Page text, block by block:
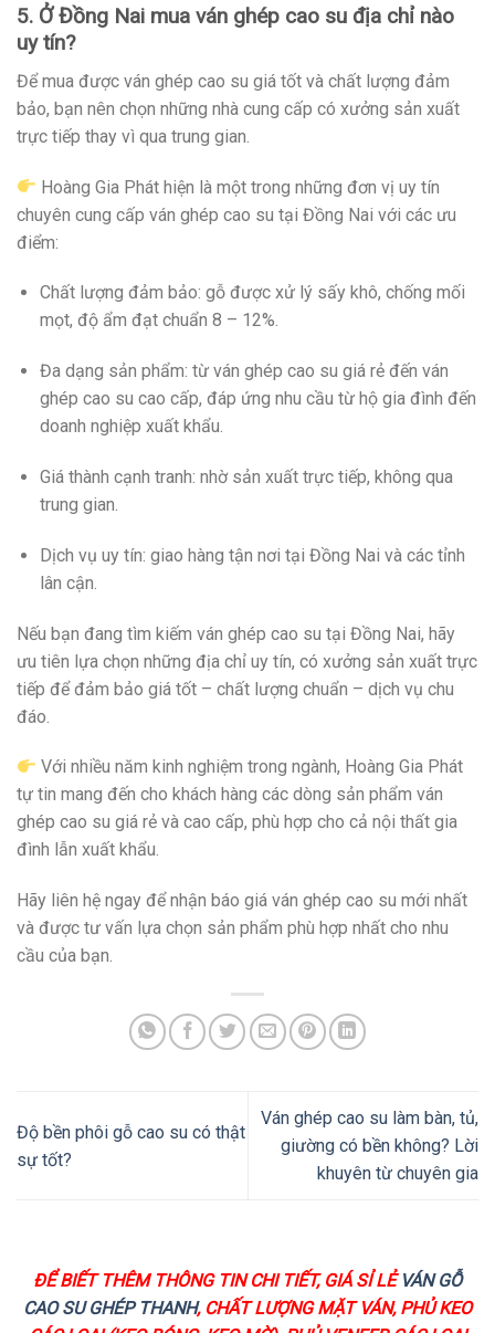
5. Ở Đồng Nai mua ván ghép cao su địa chỉ nào
uy tín?
Để mua được ván ghép cao su giá tốt và chất lượng đảm
bảo, bạn nên chọn những nhà cung cấp có xưởng sản xuất
trực tiếp thay vì qua trung gian.
Hoàng Gia Phát hiện là một trong những đơn vị uy tín
chuyên cung cấp ván ghép cao su tại Đồng Nai với các ưu
điểm:
Chất lượng đảm bảo: gỗ được xử lý sấy khô, chống mối
mọt, độ ẩm đạt chuẩn 8 – 12%.
Đa dạng sản phẩm: từ ván ghép cao su giá rẻ đến ván
ghép cao su cao cấp, đáp ứng nhu cầu từ hộ gia đình đến
doanh nghiệp xuất khẩu.
Giá thành cạnh tranh: nhờ sản xuất trực tiếp, không qua
trung gian.
Dịch vụ uy tín: giao hàng tận nơi tại Đồng Nai và các tỉnh
lân cận.
Nếu bạn đang tìm kiếm ván ghép cao su tại Đồng Nai, hãy
ưu tiên lựa chọn những địa chỉ uy tín, có xưởng sản xuất trực
tiếp để đảm bảo giá tốt – chất lượng chuẩn – dịch vụ chu
đáo.
Với nhiều năm kinh nghiệm trong ngành, Hoàng Gia Phát
tự tin mang đến cho khách hàng các dòng sản phẩm ván
ghép cao su giá rẻ và cao cấp, phù hợp cho cả nội thất gia
đình lẫn xuất khẩu.
Hãy liên hệ ngay để nhận báo giá ván ghép cao su mới nhất
và được tư vấn lựa chọn sản phẩm phù hợp nhất cho nhu
cầu của bạn.
Độ bền phôi gỗ cao su có thật
sự tốt?
Ván ghép cao su làm bàn, tủ,
giường có bền không? Lời
khuyên từ chuyên gia
ĐỂ BIẾT THÊM THÔNG TIN CHI TIẾT, GIÁ SỈ LẺ VÁN GỖ
CAO SU GHÉP THANH, CHẤT LƯỢNG MẶT VÁN, PHỦ KEO